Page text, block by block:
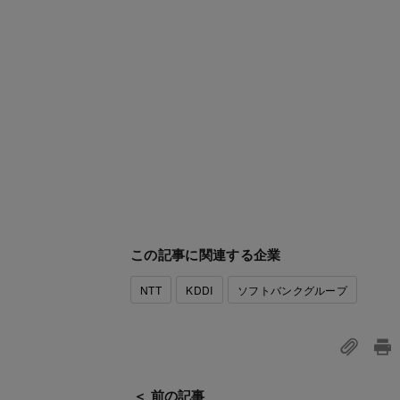
この記事に関連する企業
NTT KDDI ソフトバンクグループ
＜ 前の記事